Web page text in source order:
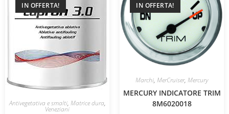
IN OFFERTA!
Antivegetativa e smalti, Matrice dura,
Veneziani
IN OFFERTA!
Marchi, MerCruiser, Mercury
MERCURY INDICATORE TRIM
8M6020018